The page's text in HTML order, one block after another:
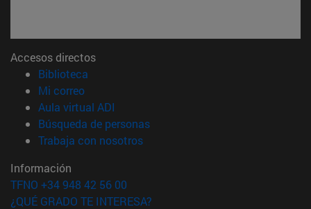
Accesos directos
Biblioteca
Mi correo(abre en nueva ventana)
Aula virtual ADI
Búsqueda de personas(abre en nueva ventana)
Trabaja con nosotros(abre en nueva ventana)
Información
TFNO +34 948 42 56 00
¿QUÉ GRADO TE INTERESA?